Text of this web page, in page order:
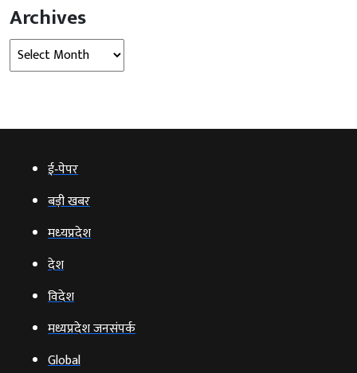
Archives
Archives
ई‑पेपर
बड़ी खबर
मध्‍यप्रदेश
देश
विदेश
मध्यप्रदेश जनसंपर्क
Global